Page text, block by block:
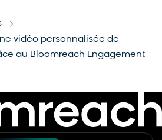
vidéo personnalisée de
au Bloomreach Engagement